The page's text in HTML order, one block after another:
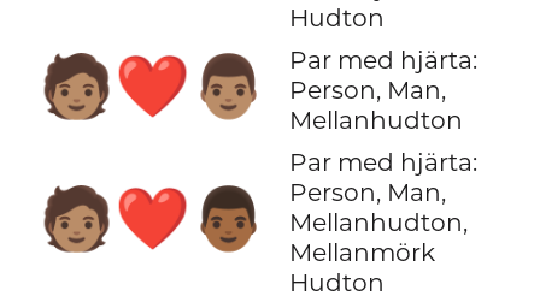
Hudton
🧑🏽‍❤️‍👨🏽
Par med hjärta:
Person, Man,
Mellanhudton
🧑🏽‍❤️‍👨🏾
Par med hjärta:
Person, Man,
Mellanhudton,
Mellanmörk
Hudton